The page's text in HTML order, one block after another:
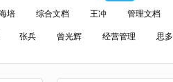
培 综合文档 王冲 管理文档
张兵 曾光辉 经营管理 思